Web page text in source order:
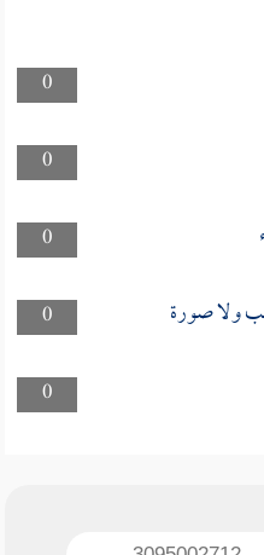
0
0
0
0
ولا صورة
0